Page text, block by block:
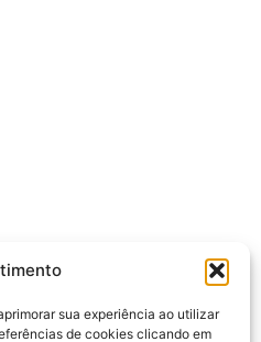
sua experiência ao utilizar
de cookies clicando em